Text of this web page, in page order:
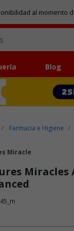
al momento
Blog
Farmacia e Higiene
Miracle